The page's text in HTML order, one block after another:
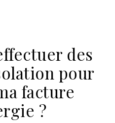
des
pour
facture
?